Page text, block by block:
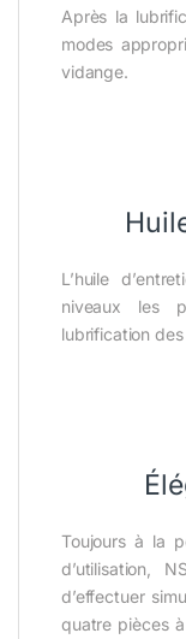
Après la
modes
vidange.
L’huile
niveaux les
lubrification
Toujours à la
d’utilisation,
d’effectuer
quatre pièces